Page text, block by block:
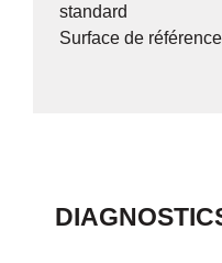
standard
Surface de référence